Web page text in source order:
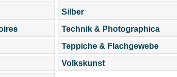
Silber
Technik & Photographica
Teppiche & Flachgewebe
Volkskunst